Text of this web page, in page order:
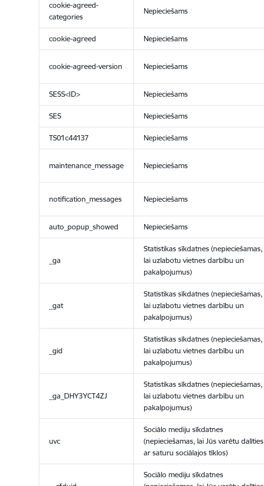
cookie-agreed-
categories
Nepieciešams
cookie-agreed Nepieciešams
cookie-agreed-version Nepieciešams
SESS<ID> Nepieciešams
SES Nepieciešams
TS01c44137 Nepieciešams
maintenance_message Nepieciešams
notification_messages Nepieciešams
auto_popup_showed Nepieciešams
_ga
Statistikas sīkdatnes (nepieciešamas,
lai uzlabotu vietnes darbību un
pakalpojumus)
_gat
Statistikas sīkdatnes (nepieciešamas,
lai uzlabotu vietnes darbību un
pakalpojumus)
_gid
Statistikas sīkdatnes (nepieciešamas,
lai uzlabotu vietnes darbību un
pakalpojumus)
_ga_DHY3YCT4ZJ
Statistikas sīkdatnes (nepieciešamas,
lai uzlabotu vietnes darbību un
pakalpojumus)
uvc
Sociālo mediju sīkdatnes
(nepieciešamas, lai Jūs varētu dalīties
ar saturu sociālajos tīklos)
Sociālo mediju sīkdatnes